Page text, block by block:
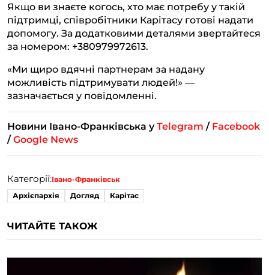
Якщо ви знаєте когось, хто має потребу у такій
підтримці, співробітники Карітасу готові надати
допомогу. За додатковими деталями звертайтеся
за номером: +380979972613.
«Ми щиро вдячні партнерам за надану
можливість підтримувати людей!» —
зазначається у повідомленні.
Новини Івано-Франківська уTelegram / Facebook
/Google News
Категорії:Івано-Франківськ
Архієпархія
Догляд Карітас
ЧИТАЙТЕ ТАКОЖ